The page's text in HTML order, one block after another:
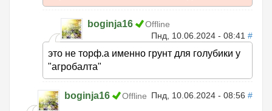
boginja16
Offline
Пнд, 10.06.2024 - 08:41 #
это не торф.а именно грунт для голубики у
"агробалта"
boginja16 Offline Пнд, 10.06.2024 - 08:56 #